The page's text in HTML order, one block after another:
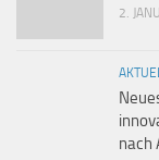
2.
nach